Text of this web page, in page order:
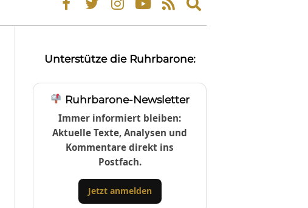
Expand
search
Unterstütze die Ruhrbarone:
Ruhrbarone-Newsletter
Immer informiert bleiben:
Aktuelle Texte, Analysen und
Kommentare direkt ins
Postfach.
Jetzt anmelden